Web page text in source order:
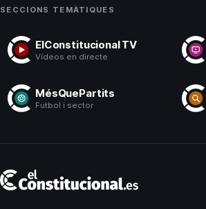
SECCIONS TEMÀTIQUES
ElConstitucional TV
Vídeos en directe
MésQuePartits
Futbol i sector
Constitucional